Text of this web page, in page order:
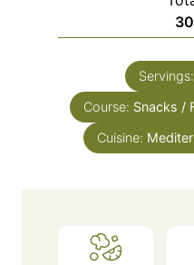
30
Servings:
Course: Snacks /
Cuisine: